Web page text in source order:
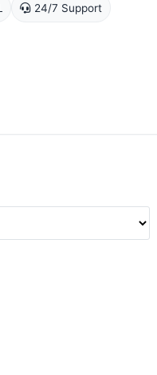
24/7 Support